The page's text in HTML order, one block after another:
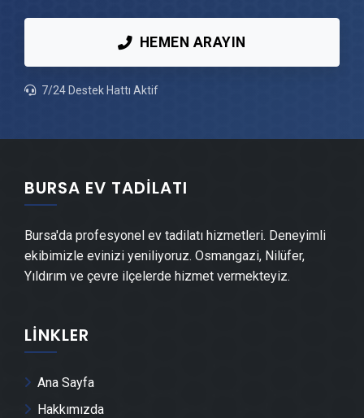
Ataevler Peyzaj Hizmetleri
Ataevler Mantolama Ustası
Ataevler Alçıpan Ustası
Ataevler Şap Ustası
Ataevler Kepenk & Panjur Montajı
HEMEN ARAYIN
7/24 Destek Hattı Aktif
BURSA EV TADILATI
Bursa'da profesyonel ev tadilatı hizmetleri. Deneyimli
ekibimizle evinizi yeniliyoruz. Osmangazi, Nilüfer,
Yıldırım ve çevre ilçelerde hizmet vermekteyiz.
LINKLER
Ana Sayfa
Hakkımızda